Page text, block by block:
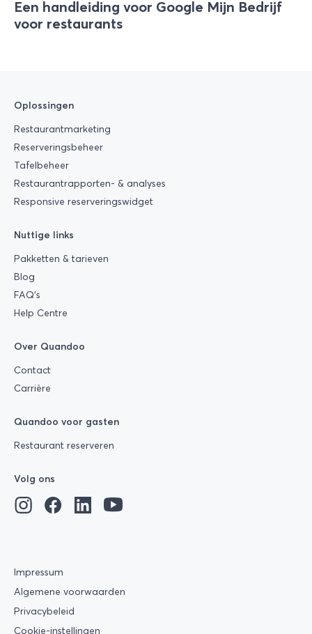
Een handleiding voor Google Mijn Bedrijf
voor restaurants
Oplossingen
Restaurantmarketing
Reserveringsbeheer
Tafelbeheer
Restaurantrapporten- & analyses
Responsive reserveringswidget
Nuttige links
Pakketten & tarieven
Blog
FAQ’s
Help Centre
Over Quandoo
Contact
Carrière
Quandoo voor gasten
Restaurant reserveren
Volg ons
Impressum
Algemene voorwaarden
Privacybeleid
Cookie-instellingen